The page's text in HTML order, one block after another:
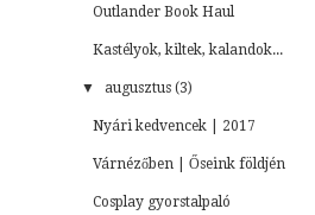
Outlander Book Haul
Kastélyok, kiltek, kalandok...
▼ augusztus (3)
Nyári kedvencek | 2017
Várnézőben | Őseink földjén
Cosplay gyorstalpaló